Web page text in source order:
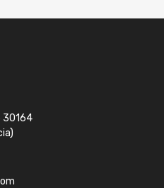
30164